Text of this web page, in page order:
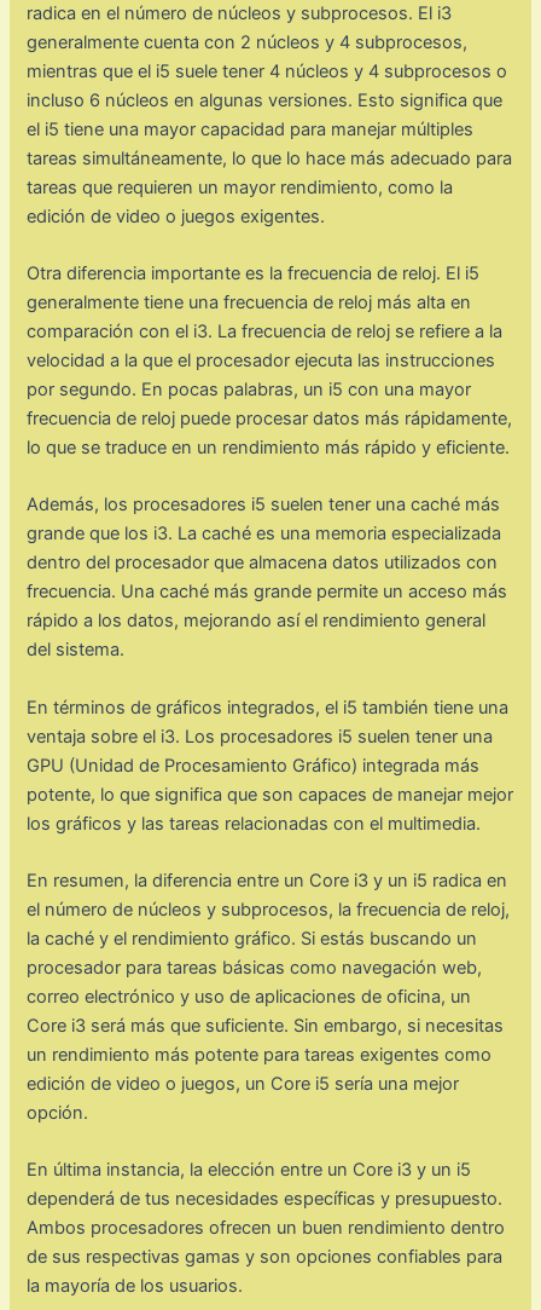
radica en el número de núcleos y subprocesos. El i3
generalmente cuenta con 2 núcleos y 4 subprocesos,
mientras que el i5 suele tener 4 núcleos y 4 subprocesos o
incluso 6 núcleos en algunas versiones. Esto significa que
el i5 tiene una mayor capacidad para manejar múltiples
tareas simultáneamente, lo que lo hace más adecuado para
tareas que requieren un mayor rendimiento, como la
edición de video o juegos exigentes.
Otra diferencia importante es la frecuencia de reloj. El i5
generalmente tiene una frecuencia de reloj más alta en
comparación con el i3. La frecuencia de reloj se refiere a la
velocidad a la que el procesador ejecuta las instrucciones
por segundo. En pocas palabras, un i5 con una mayor
frecuencia de reloj puede procesar datos más rápidamente,
lo que se traduce en un rendimiento más rápido y eficiente.
Además, los procesadores i5 suelen tener una caché más
grande que los i3. La caché es una memoria especializada
dentro del procesador que almacena datos utilizados con
frecuencia. Una caché más grande permite un acceso más
rápido a los datos, mejorando así el rendimiento general
del sistema.
En términos de gráficos integrados, el i5 también tiene una
ventaja sobre el i3. Los procesadores i5 suelen tener una
GPU (Unidad de Procesamiento Gráfico) integrada más
potente, lo que significa que son capaces de manejar mejor
los gráficos y las tareas relacionadas con el multimedia.
En resumen, la diferencia entre un Core i3 y un i5 radica en
el número de núcleos y subprocesos, la frecuencia de reloj,
la caché y el rendimiento gráfico. Si estás buscando un
procesador para tareas básicas como navegación web,
correo electrónico y uso de aplicaciones de oficina, un
Core i3 será más que suficiente. Sin embargo, si necesitas
un rendimiento más potente para tareas exigentes como
edición de video o juegos, un Core i5 sería una mejor
opción.
En última instancia, la elección entre un Core i3 y un i5
dependerá de tus necesidades específicas y presupuesto.
Ambos procesadores ofrecen un buen rendimiento dentro
de sus respectivas gamas y son opciones confiables para
la mayoría de los usuarios.